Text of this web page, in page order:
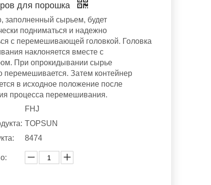
для порошка
заполненный сырьем, будет
подниматься и надежно
с перемешивающей головкой. Головка
наклоняется вместе с
При опрокидывании сырье
перемешивается. Затем контейнер
в исходное положение после
процесса перемешивания.
FHJ
TOPSUN
8474